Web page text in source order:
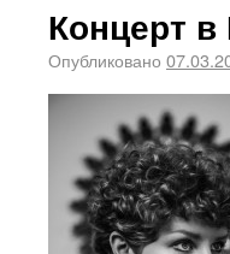
Концерт
Опубликовано